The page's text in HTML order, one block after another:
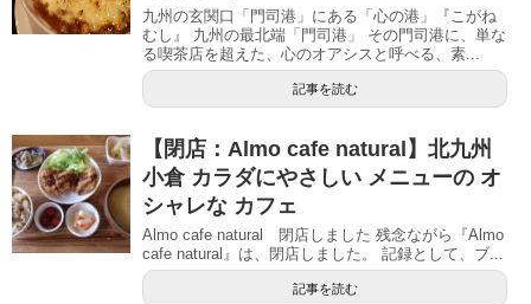
九州の玄関口「門司港」にある「心の港」『こがね
むし』 九州の最北端「門司港」 その門司港に、単な
る喫茶店を超えた、心のオアシスと呼べる、素...
記事を読む
【閉店：Almo cafe natural】北九州
小倉 カラダにやさしい メニューの オ
シャレな カフェ
Almo cafe natural 閉店しました 残念ながら『Almo
cafe natural』は、閉店しました。 記録として、ブ...
記事を読む